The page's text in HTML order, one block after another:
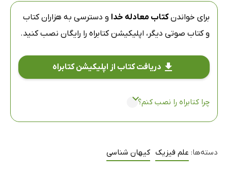
برای خواندنکتاب معادله خدا و دسترسی به هزاران کتاب
و کتاب صوتی دیگر، اپلیکیشن کتابراه را رایگان نصب کنید.
دریافت کتاب از اپلیکیشن کتابراه
چرا کتابراه را نصب کنم؟
دسته‌ها: علم فیزیک کیهان شناسی